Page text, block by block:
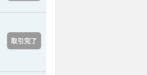
取引完了